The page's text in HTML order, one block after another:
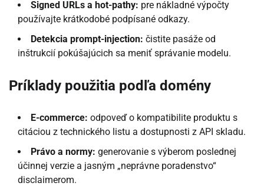
Signed URLs a hot-pathy: pre nákladné výpočty
používajte krátkodobé podpísané odkazy.
Detekcia prompt-injection: čistite pasáže od
inštrukcií pokúšajúcich sa meniť správanie modelu.
Príklady použitia podľa domény
E-commerce: odpoveď o kompatibilite produktu s
citáciou z technického listu a dostupnosti z API skladu.
Právo a normy: generovanie s výberom poslednej
účinnej verzie a jasným „neprávne poradenstvo“
disclaimerom.